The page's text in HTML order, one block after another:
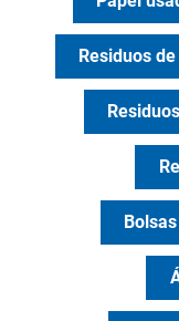
Residuos
Residuos